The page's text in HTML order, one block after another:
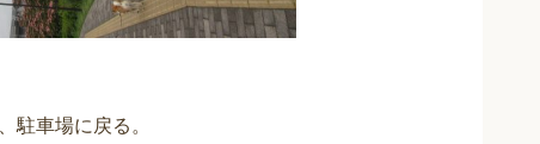
駐車場に戻る。